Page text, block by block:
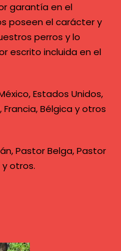
garantía en el
poseen el carácter y
perros y lo
escrito incluida en el
Estados Unidos,
Francia, Bélgica y otros
Pastor Belga, Pastor
y otros.